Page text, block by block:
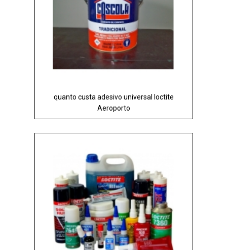
quanto custa adesivo universal loctite
Aeroporto